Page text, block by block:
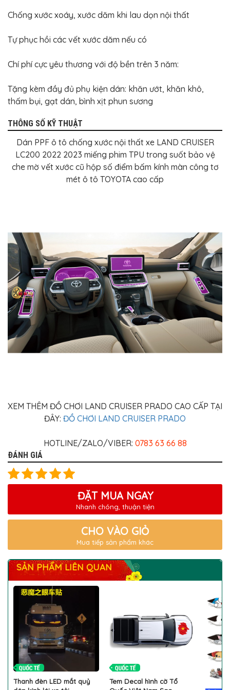
Chống xước xoáy, xước dăm khi lau dọn nội thất
Tự phục hồi các vết xước dăm nếu có
Chí phí cực yêu thương với độ bền trên 3 năm:
Tặng kèm đầy đủ phụ kiện dán: khăn ướt, khăn khô,
thấm bụi, gạt dán, bình xịt phun sương
THÔNG SỐ KỸ THUẬT
Dán PPF ô tô chống xước nội thất xe LAND CRUISER
LC200 2022 2023 miếng phim TPU trong suốt bảo vệ
che mờ vết xước cũ hộp số điểm bấm kính màn công tơ
mét ô tô TOYOTA cao cấp
XEM THÊM ĐỒ CHƠI LAND CRUISER PRADO CAO CẤP TẠI
ĐÂY: ĐỒ CHƠI LAND CRUISER PRADO
HOTLINE/ZALO/VIBER: 0783 63 66 88
ĐÁNH GIÁ
ĐẶT MUA NGAY
Nhanh chóng, thuận tiện
CHO VÀO GIỎ
Mua tiếp sản phẩm khác
SẢN PHẨM LIÊN QUAN
Thanh đèn LED mắt quỷ
Tem Decal hình cờ Tổ